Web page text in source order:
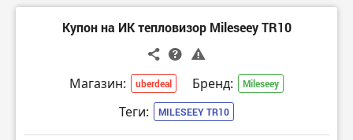
Купон на ИК тепловизор Mileseey TR10
Магазин: uberdeal Бренд: Mileseey
Теги: MILESEEY TR10